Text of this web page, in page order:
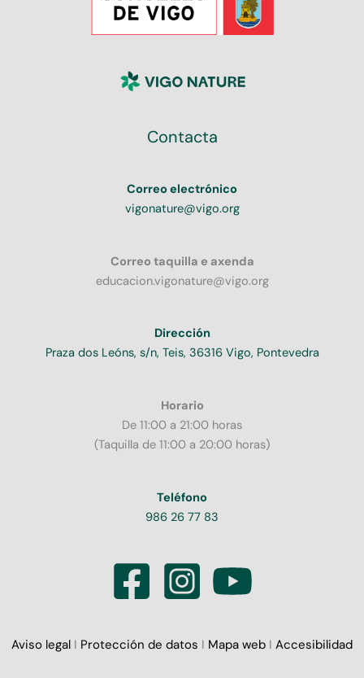
Contacta
Correo electrónico
vigonature@vigo.org
Correo taquilla e axenda
educacion.vigonature@vigo.org
Dirección
Praza dos Leóns, s/n, Teis, 36316 Vigo, Pontevedra
Horario
De 11:00 a 21:00 horas
(Taquilla de 11:00 a 20:00 horas)
Teléfono
986 26 77 83
Aviso legal I Protección de datos I Mapa web I Accesibilidad